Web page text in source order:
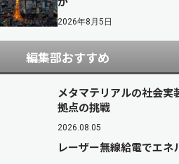
2026年8月5日
編集部おすすめ
メタマテリアルの社会
拠点の挑戦
2026.08.05
レーザー無線給電でエネ